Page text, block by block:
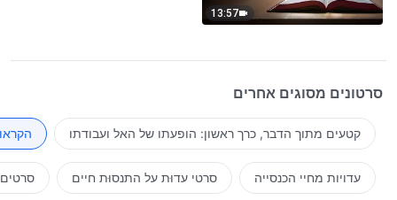
13:57
סרטונים מסוגים אחרים
קטעים מתוך הדבר, כרך ראשון: הופעתו של האל ועבודתו
עדויות מחיי הכנסייה סרטי עדוּת על התנסוּת חיים